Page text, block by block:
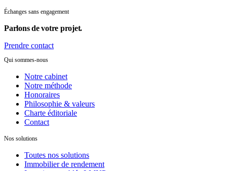
Échanges sans engagement
Parlons de votre projet.
Prendre contact
Qui sommes-nous
Notre cabinet
Notre méthode
Honoraires
Philosophie & valeurs
Charte éditoriale
Contact
Nos solutions
Toutes nos solutions
Immobilier de rendement